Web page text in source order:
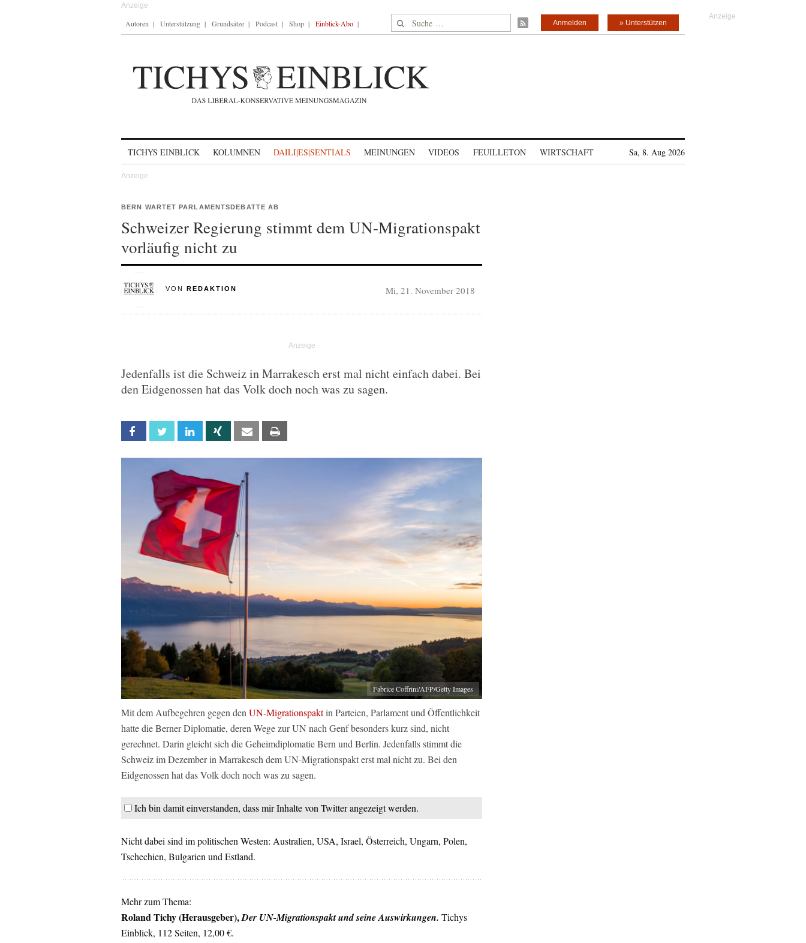
Autoren Unterstützung Grundsätze Podcast Shop Einblick-Abo Suche nach: » Unterstützen
Anmelden
TICHYS EINBLICK KOLUMNEN DAILI|ES|SENTIALS MEINUNGEN VIDEOS FEUILLETON WIRTSCHAFT Sa, 8. Aug 2026
BERN WARTET PARLAMENTSDEBATTE AB
Schweizer Regierung stimmt dem UN-Migrationspakt
vorläufig nicht zu
VON REDAKTION Mi, 21. November 2018
Jedenfalls ist die Schweiz in Marrakesch erst mal nicht einfach dabei. Bei
den Eidgenossen hat das Volk doch noch was zu sagen.
Facebook Twitter Linkedin Xing Email
Fabrice Coffrini/AFP/Getty Images
Mit dem Aufbegehren gegen den UN-Migrationspaktin Parteien, Parlament und Öffentlichkeit
hatte die Berner Diplomatie, deren Wege zur UN nach Genf besonders kurz sind, nicht
gerechnet. Darin gleicht sich die Geheimdiplomatie Bern und Berlin. Jedenfalls stimmt die
Schweiz im Dezember in Marrakesch dem UN-Migrationspakt erst mal nicht zu. Bei den
Eidgenossen hat das Volk doch noch was zu sagen.
Ich bin damit einverstanden, dass mir Inhalte von Twitter angezeigt werden.
Nicht dabei sind im politischen Westen: Australien, USA, Israel, Österreich, Ungarn, Polen,
Tschechien, Bulgarien und Estland.
Mehr zum Thema:
Roland Tichy (Herausgeber),Der UN-Migrationspakt und seine Auswirkungen. Tichys
Einblick, 112 Seiten, 12,00 €.